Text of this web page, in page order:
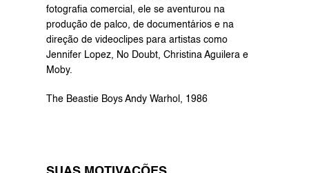
fotografia comercial, ele se aventurou na
produção de palco, de documentários e na
direção de videoclipes para artistas como
Jennifer Lopez, No Doubt, Christina Aguilera e
Moby.
The Beastie Boys Andy Warhol, 1986